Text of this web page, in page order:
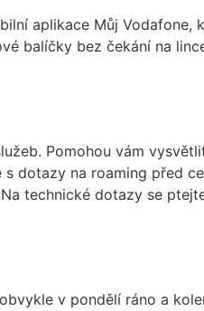
aplikace Můj Vodafone,
balíčky bez čekání na
Pomohou vám
dotazy na roaming před
technické dotazy se
v pondělí ráno a